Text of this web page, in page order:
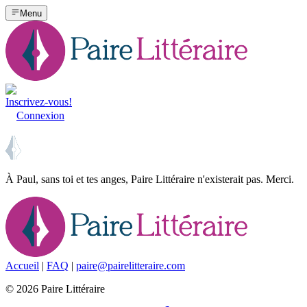
Menu
Inscrivez-vous!
Connexion
À Paul, sans toi et tes anges, Paire Littéraire n'existerait pas. Merci.
Accueil | FAQ | paire@pairelitteraire.com
© 2026 Paire Littéraire